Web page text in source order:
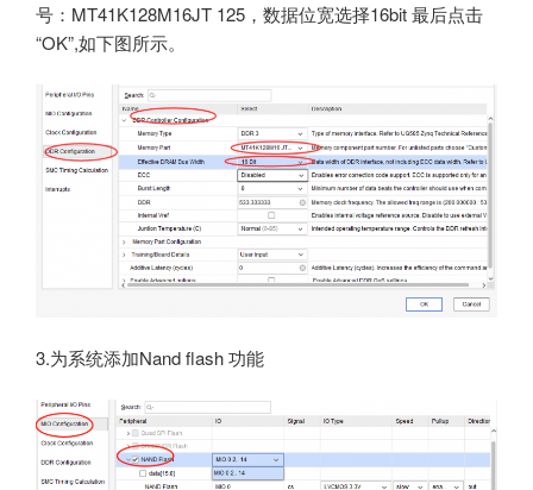
号：MT41K128M16JT 125，数据位宽选择16bit 最后点击
“OK”,如下图所示。
3.为系统添加Nand flash 功能